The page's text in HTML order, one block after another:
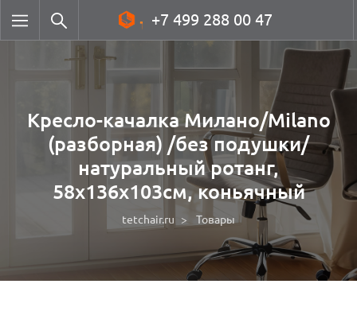
+7 499 288 00 47
Кресло-качалка Милано/Milano
(разборная) /без подушки/
натуральный ротанг,
58х136х103см, коньячный
tetchair.ru Товары